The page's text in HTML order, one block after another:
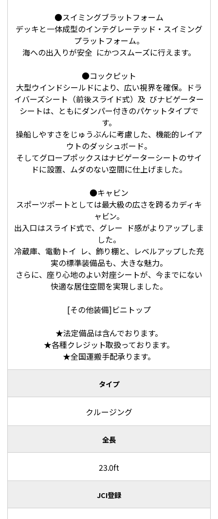
●スイミングブラットフォーム
デッキと一体成型のインテグレーテッド・スイミング
プラットフォーム。
海への出入りが安全 にかつスムーズに行えます。
●コックピット
大型ウインドシールドにより、広い視界を確保。ドラ
イバーズシート（前後スライド式）及 びナビゲーター
シートは、ともにダンパー付きのパケットタイプで
す。
操船しやすさをじゅうぶんに考慮した、機能的レイア
ウトのダッシュボード。
そしてグロープポックスはナビゲーターシートのサイ
ドに設置、ムダのない空間に仕上げました。
●キャビン
スポーツポートとしては最大級の広さを跨るカディキ
ャビン。
出入口はスライド式で、グレー ド感がよりアップしま
した。
冷蔵庫、電動トイ レ、飾り棚と、レベルアップした充
実の標準装備品も、大きな魅力。
さらに、座り心地のよい対座シートが、今までにない
快適な居住空間を実現しました。
[その他装備]ビニトップ
★法定備品は含んでおります。
★各種クレジット取扱っております。
★全国運搬手配承ります。
タイプ
クルージング
全長
23.0ft
JCI登録